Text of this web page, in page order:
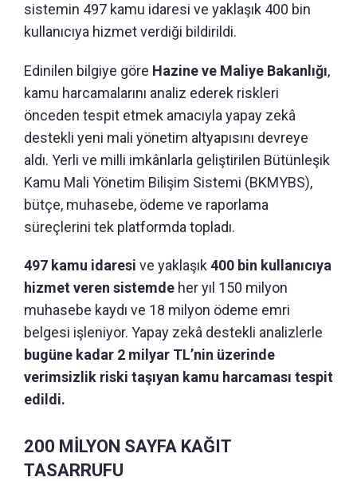
sistemin 497 kamu idaresi ve yaklaşık 400 bin
kullanıcıya hizmet verdiği bildirildi.
Edinilen bilgiye göre Hazine ve Maliye Bakanlığı,
kamu harcamalarını analiz ederek riskleri
önceden tespit etmek amacıyla yapay zekâ
destekli yeni mali yönetim altyapısını devreye
aldı. Yerli ve milli imkânlarla geliştirilen Bütünleşik
Kamu Mali Yönetim Bilişim Sistemi (BKMYBS),
bütçe, muhasebe, ödeme ve raporlama
süreçlerini tek platformda topladı.
497 kamu idaresi ve yaklaşık 400 bin kullanıcıya
hizmet veren sistemde her yıl 150 milyon
muhasebe kaydı ve 18 milyon ödeme emri
belgesi işleniyor. Yapay zekâ destekli analizlerle
bugüne kadar 2 milyar TL’nin üzerinde
verimsizlik riski taşıyan kamu harcaması tespit
edildi.
200 MİLYON SAYFA KAĞIT
TASARRUFU